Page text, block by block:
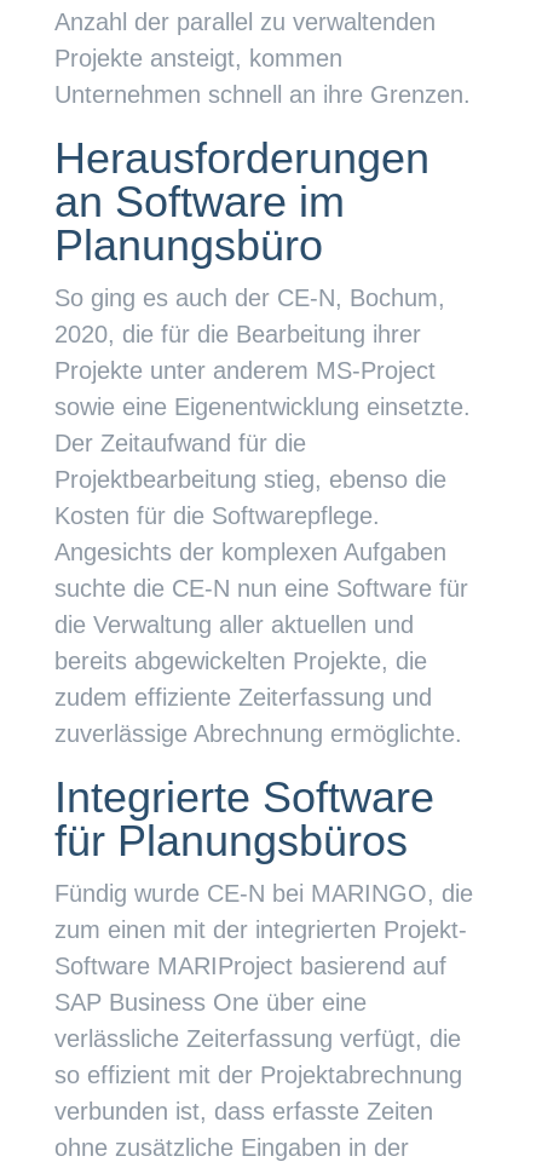
Anzahl der parallel zu verwaltenden
Projekte ansteigt, kommen
Unternehmen schnell an ihre Grenzen.
Herausforderungen
an Software im
Planungsbüro
So ging es auch der CE-N, Bochum,
2020, die für die Bearbeitung ihrer
Projekte unter anderem MS-Project
sowie eine Eigenentwicklung einsetzte.
Der Zeitaufwand für die
Projektbearbeitung stieg, ebenso die
Kosten für die Softwarepflege.
Angesichts der komplexen Aufgaben
suchte die CE-N nun eine Software für
die Verwaltung aller aktuellen und
bereits abgewickelten Projekte, die
zudem effiziente Zeiterfassung und
zuverlässige Abrechnung ermöglichte.
Integrierte Software
für Planungsbüros
Fündig wurde CE-N bei MARINGO, die
zum einen mit der integrierten Projekt-
Software MARIProject basierend auf
SAP Business One über eine
verlässliche Zeiterfassung verfügt, die
so effizient mit der Projektabrechnung
verbunden ist, dass erfasste Zeiten
ohne zusätzliche Eingaben in der